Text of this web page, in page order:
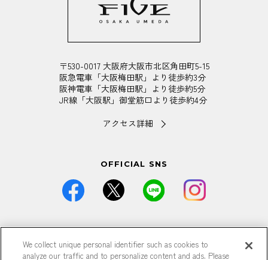
〒530-0017 大阪府大阪市北区角田町5-15
阪急電車「大阪梅田駅」より徒歩約3分
阪神電車「大阪梅田駅」より徒歩約5分
JR線「大阪駅」御堂筋口より徒歩約4分
アクセス詳細
OFFICIAL SNS
掲載している情報は予告なく仕様・デザイン・価格等が変更と
なる場合がございます。
We collect unique personal identifier such as cookies to
analyze our traffic and to personalize content and ads. Please